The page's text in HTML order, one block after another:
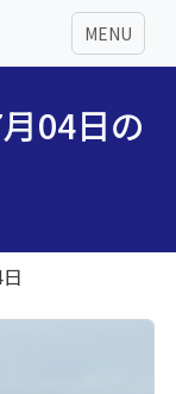
MENU
04日の